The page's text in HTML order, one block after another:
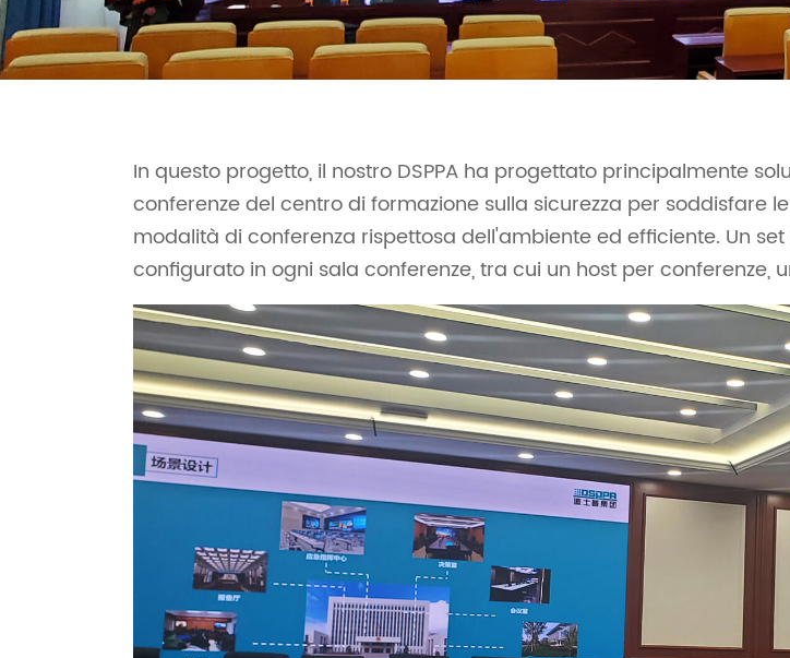
In questo progetto, il nostro DSPPA ha progettato principalmente
conferenze del centro di formazione sulla sicurezza per soddisfare
modalità di conferenza rispettosa dell'ambiente ed efficiente. Un
configurato in ogni sala conferenze, tra cui un host per conferenze,